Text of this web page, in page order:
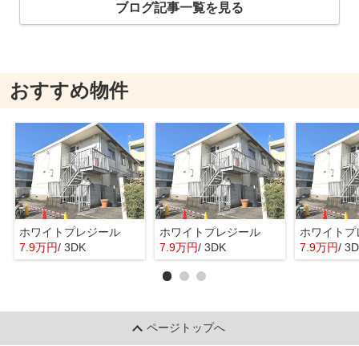
ブログ記事一覧を見る
おすすめ物件
ホワイトプレジール
7.9万円/ 3DK
ホワイトプレジール
7.9万円/ 3DK
ホワイトプ
7.9万円/
ページトップへ